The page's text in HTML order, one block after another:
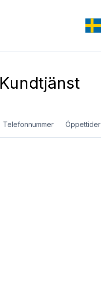
Kundtjänst
Telefonnummer Öppettider